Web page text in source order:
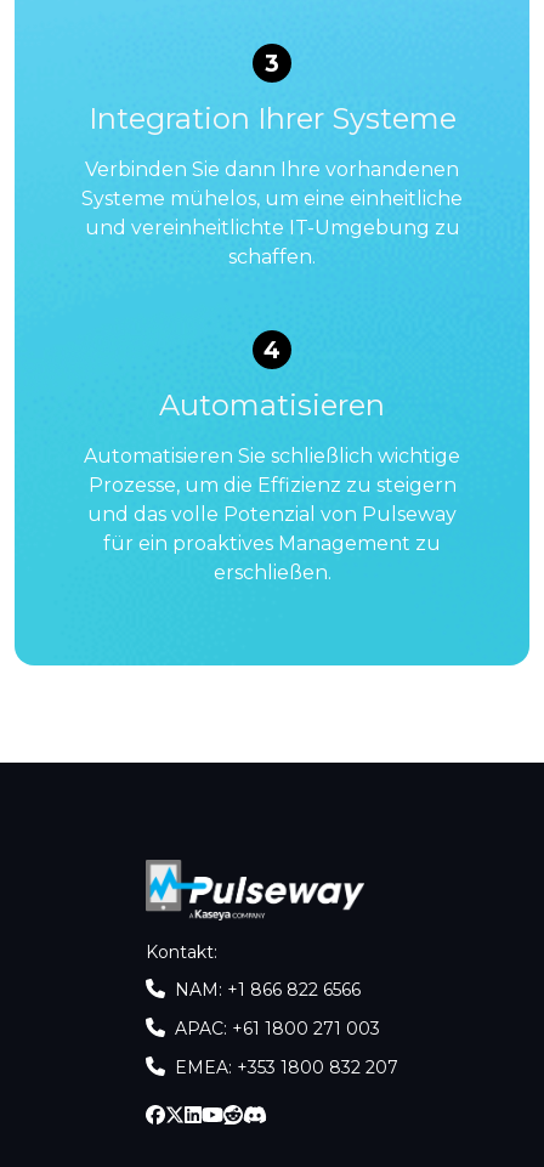
3
Integration Ihrer Systeme
Verbinden Sie dann Ihre vorhandenen
Systeme mühelos, um eine einheitliche
und vereinheitlichte IT-Umgebung zu
schaffen.
4
Automatisieren
Automatisieren Sie schließlich wichtige
Prozesse, um die Effizienz zu steigern
und das volle Potenzial von Pulseway
für ein proaktives Management zu
erschließen.
Kontakt:
NAM: +1 866 822 6566
APAC: +61 1800 271 003
EMEA: +353 1800 832 207